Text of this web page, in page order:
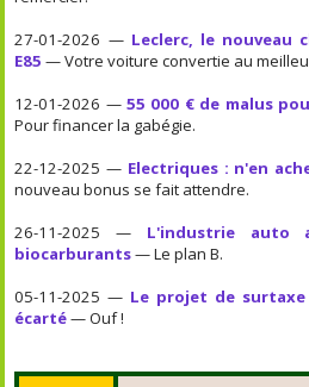
27-01-2026 — Leclerc, le nouveau
E85 — Votre voiture convertie au
12-01-2026 —55 000 € de malus
Pour financer la gabégie.
22-12-2025 — Electriques : n'en
nouveau bonus se fait attendre.
26-11-2025 — L'industrie auto
biocarburants— Le plan B.
05-11-2025 — Le projet de
écarté— Ouf !